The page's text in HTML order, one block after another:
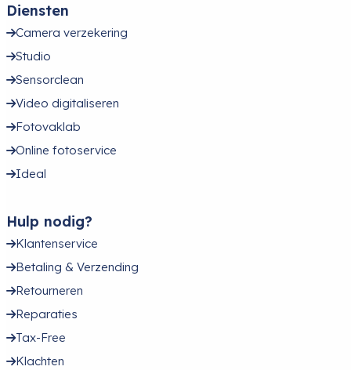
Diensten
Camera verzekering
Studio
Sensorclean
Video digitaliseren
Fotovaklab
Online fotoservice
Ideal
Hulp nodig?
Klantenservice
Betaling & Verzending
Retourneren
Reparaties
Tax-Free
Klachten